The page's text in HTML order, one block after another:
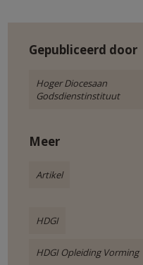
Gepubliceerd door
Hoger Diocesaan
Godsdienstinstituut
Meer
Artikel
HDGI
HDGI Opleiding Vorming